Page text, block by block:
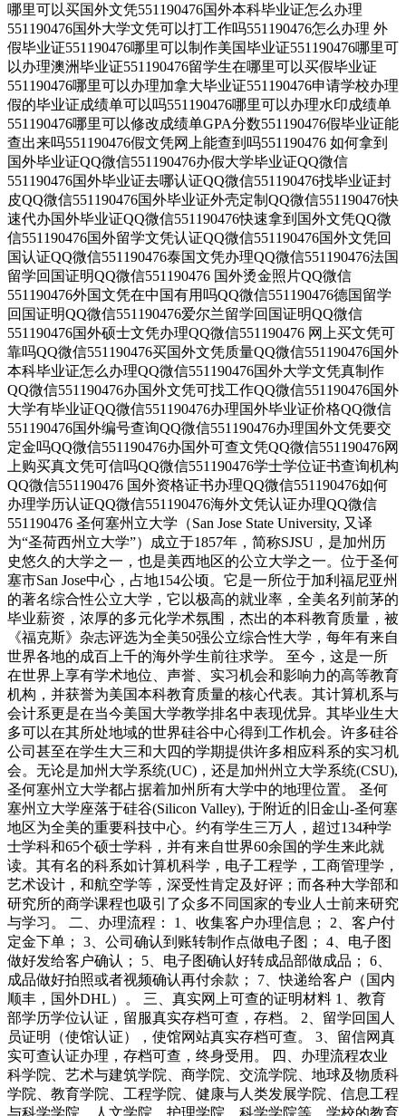
哪里可以买国外文凭551190476国外本科毕业证怎么办理
551190476国外大学文凭可以打工作吗551190476怎么办理 外
假毕业证551190476哪里可以制作美国毕业证551190476哪里可
以办理澳洲毕业证551190476留学生在哪里可以买假毕业证
551190476哪里可以办理加拿大毕业证551190476申请学校办理
假的毕业证成绩单可以吗551190476哪里可以办理水印成绩单
551190476哪里可以修改成绩单GPA分数551190476假毕业证能
查出来吗551190476假文凭网上能查到吗551190476 如何拿到
国外毕业证QQ微信551190476办假大学毕业证QQ微信
551190476国外毕业证去哪认证QQ微信551190476找毕业证封
皮QQ微信551190476国外毕业证外壳定制QQ微信551190476快
速代办国外毕业证QQ微信551190476快速拿到国外文凭QQ微
信551190476国外留学文凭认证QQ微信551190476国外文凭回
国认证QQ微信551190476泰国文凭办理QQ微信551190476法国
留学回国证明QQ微信551190476 国外烫金照片QQ微信
551190476外国文凭在中国有用吗QQ微信551190476德国留学
回国证明QQ微信551190476爱尔兰留学回国证明QQ微信
551190476国外硕士文凭办理QQ微信551190476 网上买文凭可
靠吗QQ微信551190476买国外文凭质量QQ微信551190476国外
本科毕业证怎么办理QQ微信551190476国外大学文凭真制作
QQ微信551190476办国外文凭可找工作QQ微信551190476国外
大学有毕业证QQ微信551190476办理国外毕业证价格QQ微信
551190476国外编号查询QQ微信551190476办理国外文凭要交
定金吗QQ微信551190476办国外可查文凭QQ微信551190476网
上购买真文凭可信吗QQ微信551190476学士学位证书查询机构
QQ微信551190476 国外资格证书办理QQ微信551190476如何
办理学历认证QQ微信551190476海外文凭认证办理QQ微信
551190476 圣何塞州立大学（San Jose State University, 又译
为“圣荷西州立大学”）成立于1857年，简称SJSU，是加州历
史悠久的大学之一，也是美西地区的公立大学之一。位于圣何
塞市San Jose中心，占地154公顷。它是一所位于加利福尼亚州
的著名综合性公立大学，它以极高的就业率，全美名列前茅的
毕业薪资，浓厚的多元化学术氛围，杰出的本科教育质量，被
《福克斯》杂志评选为全美50强公立综合性大学，每年有来自
世界各地的成百上千的海外学生前往求学。 至今，这是一所
在世界上享有学术地位、声誉、实习机会和影响力的高等教育
机构，并获誉为美国本科教育质量的核心代表。其计算机系与
会计系更是在当今美国大学教学排名中表现优异。其毕业生大
多可以在其所处地域的世界硅谷中心得到工作机会。许多硅谷
公司甚至在学生大三和大四的学期提供许多相应科系的实习机
会。无论是加州大学系统(UC)，还是加州州立大学系统(CSU),
圣何塞州立大学都占据着加州所有大学中的地理位置。 圣何
塞州立大学座落于硅谷(Silicon Valley), 于附近的旧金山-圣何塞
地区为全美的重要科技中心。约有学生三万人，超过134种学
士学科和65个硕士学科，并有来自世界60余国的学生来此就
读。其有名的科系如计算机科学，电子工程学，工商管理学，
艺术设计，和航空学等，深受性肯定及好评；而各种大学部和
研究所的商学课程也吸引了众多不同国家的专业人士前来研究
与学习。 二、办理流程： 1、收集客户办理信息； 2、客户付
定金下单； 3、公司确认到账转制作点做电子图； 4、电子图
做好发给客户确认； 5、电子图确认好转成品部做成品； 6、
成品做好拍照或者视频确认再付余款； 7、快递给客户（国内
顺丰，国外DHL）。 三、真实网上可查的证明材料 1、教育
部学历学位认证，留服真实存档可查，存档。 2、留学回国人
员证明（使馆认证），使馆网站真实存档可查。 3、留信网真
实可查认证办理，存档可查，终身受用。 四、办理流程农业
科学院、艺术与建筑学院、商学院、交流学院、地球及物质科
学院、教育学院、工程学院、健康与人类发展学院、信息工程